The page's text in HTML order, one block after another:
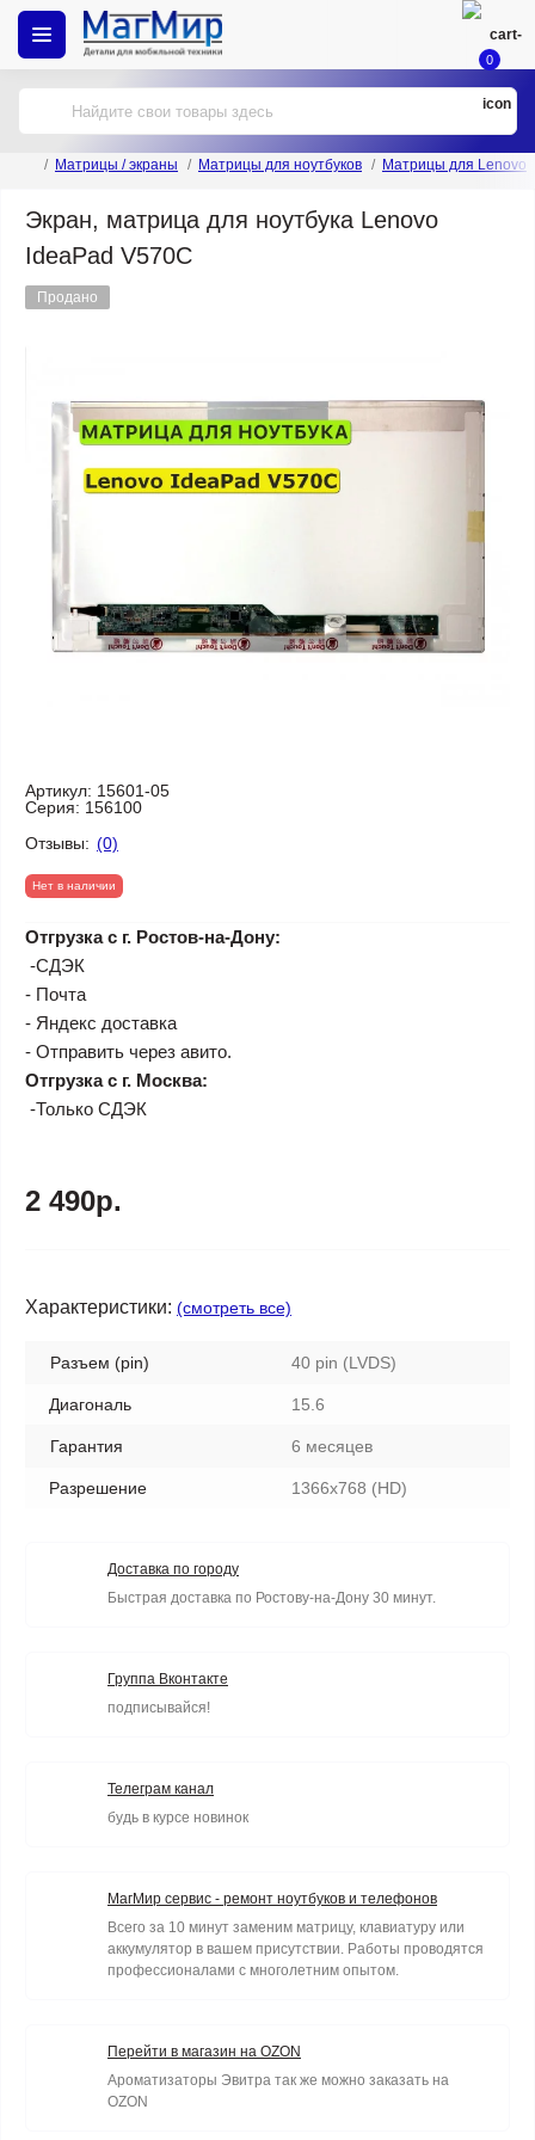
0
Матрицы / экраны Матрицы для ноутбуков Матрицы для Lenovo
Экран, матрица для ноутбука Lenovo
IdeaPad V570C
Продано
Артикул: 15601-05
Серия: 156100
Отзывы: (0)
Нет в наличии
Отгрузка с г. Ростов-на-Дону:
-СДЭК
- Почта
- Яндекс доставка
- Отправить через авито.
Отгрузка с г. Москва:
-Только СДЭК
2 490р.
Характеристики: (смотреть все)
Разъем (pin) 40 pin (LVDS)
Диагональ 15.6
Гарантия 6 месяцев
Разрешение 1366x768 (HD)
Доставка по городу
Быстрая доставка по Ростову-на-Дону 30 минут.
Группа Вконтакте
подписывайся!
Телеграм канал
будь в курсе новинок
МагМир сервис - ремонт ноутбуков и телефонов
Всего за 10 минут заменим матрицу, клавиатуру или
аккумулятор в вашем присутствии. Работы проводятся
профессионалами с многолетним опытом.
Перейти в магазин на OZON
Ароматизаторы Эвитра так же можно заказать на
OZON